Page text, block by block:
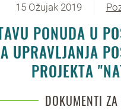
15 Ožujak 2019
PONUDA U
UPRAVLJANJA
PROJEKTA
DOKUMENTI